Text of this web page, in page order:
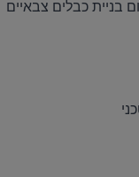
בניית כבלים צבאיים